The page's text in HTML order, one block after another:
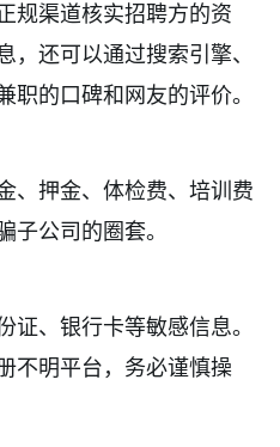
规渠道核实招聘方的资
还可以通过搜索引擎、
的口碑和网友的评价。
、押金、体检费、培训费
子公司的圈套。
证、银行卡等敏感信息。
不明平台，务必谨慎操